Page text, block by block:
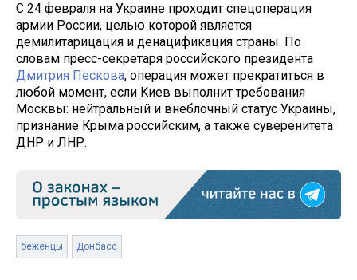
С 24 февраля на Украине проходит спецоперация
армии России, целью которой является
демилитарицация и денацификация страны. По
словам пресс-секретаря российского президента
Дмитрия Пескова, операция может прекратиться в
любой момент, если Киев выполнит требования
Москвы: нейтральный и внеблочный статус Украины,
признание Крыма российским, а также суверенитета
ДНР и ЛНР.
беженцы Донбасс